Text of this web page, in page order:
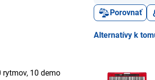
rytmov, 10 demo
Porovnať
Alternatívy k